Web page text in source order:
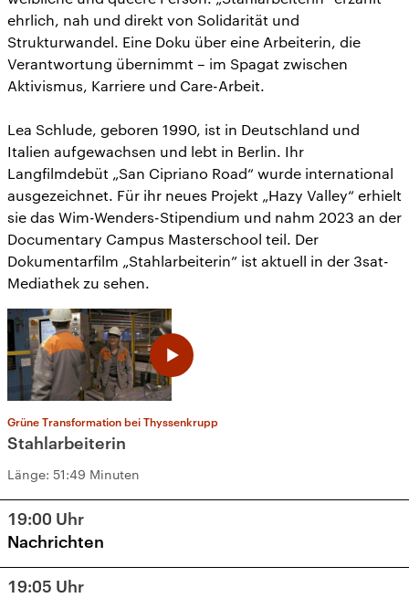
ehrlich, nah und direkt von Solidarität und
Strukturwandel. Eine Doku über eine Arbeiterin, die
Verantwortung übernimmt – im Spagat zwischen
Aktivismus, Karriere und Care-Arbeit.
Lea Schlude, geboren 1990, ist in Deutschland und
Italien aufgewachsen und lebt in Berlin. Ihr
Langfilmdebüt „San Cipriano Road“ wurde international
ausgezeichnet. Für ihr neues Projekt „Hazy Valley“ erhielt
sie das Wim-Wenders-Stipendium und nahm 2023 an der
Documentary Campus Masterschool teil. Der
Dokumentarfilm „Stahlarbeiterin” ist aktuell in der 3sat-
Mediathek zu sehen.
Grüne Transformation bei Thyssenkrupp
Stahlarbeiterin
Länge: 51:49 Minuten
19:00 Uhr
Nachrichten
19:05 Uhr